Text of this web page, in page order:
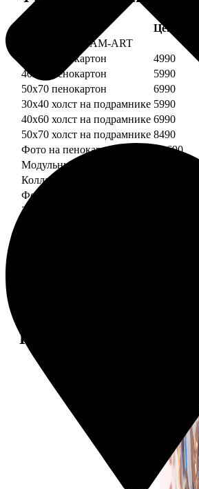
Цена, руб.
Картины DREAM-ART
30х40 пенокартон
4990
40х60 пенокартон
5990
50х70 пенокартон
6990
30х40 холст на подрамнике 5990
40х60 холст на подрамнике 6990
50х70 холст на подрамнике 8490
Фото на пенокартоне
от 690
Модульный пенокартон
Коллаж на пенокартоне
ФотоМозаика
30х40 пенокартон
Примеры работ